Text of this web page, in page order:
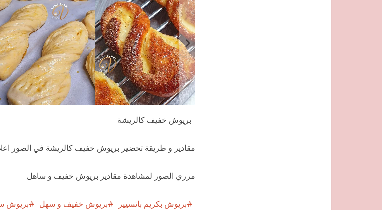
بريوش خفيف كالريشة
مقادير و طريقة تحضير بريوش خفيف كالريشة في الصور
مرري الصور لمشاهدة مقادير بريوش خفيف و ساهل
بريوش بكريم باتسيير بريوش خفيف و سهل بريوش